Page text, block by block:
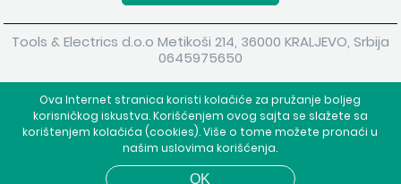
Ova Internet stranica koristi kolačiće za pružanje boljeg
korisničkog iskustva. Korišćenjem ovog sajta se slažete sa
korištenjem kolačića (cookies). Više o tome možete pronaći u
našim uslovima korišćenja.
Tools & Electrics d.o.o Metikoši 214, 36000 KRALJEVO, Srbija
0645975650
Powered byshopen.com